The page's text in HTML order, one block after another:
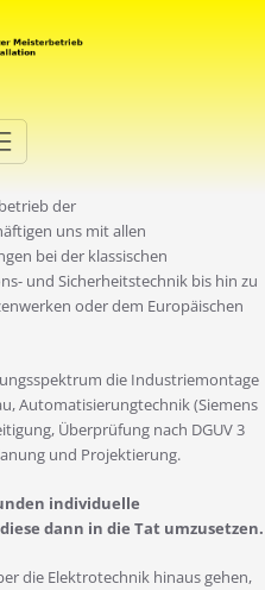
der
uns mit allen
bei der klassischen
und Sicherheitstechnik bis hin zu
oder dem Europäischen
die Industriemontage
Automatisierungtechnik (Siemens
Überprüfung nach DGUV 3
und Projektierung.
individuelle
dann in die Tat umzusetzen.
die Elektrotechnik hinaus gehen,